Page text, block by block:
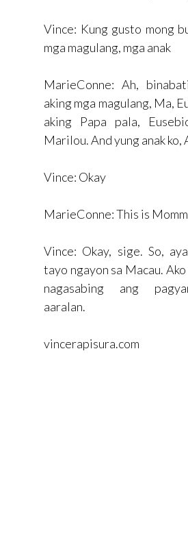
Vince: Kung gusto mong
mga magulang, mga anak
MarieConne: Ah,
aking mga magulang, Ma,
aking Papa pala,
Marilou. And yung anak ko,
Vince: Okay
MarieConne: This is
Vince: Okay, sige. So,
tayo ngayon sa Macau.
nagasabing ang
aaralan.
vincerapisura.com